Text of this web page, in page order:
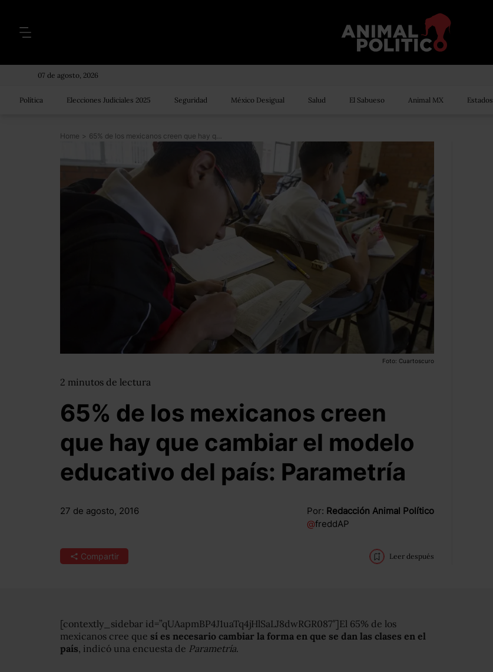
07 de agosto, 2026
Política Elecciones Judiciales 2025 Seguridad México Desigual Salud El Sabueso Animal MX Estados
Home > 65% de los mexicanos creen que hay que cambiar el modelo educativo del país: Parametría
Foto: Cuartoscuro
2 minutos de lectura
65% de los mexicanos creen
que hay que cambiar el modelo
educativo del país: Parametría
27 de agosto, 2016 Por: Redacción Animal Político
@freddAP
Compartir Leer después
[contextly_sidebar id=”qUAapmBP4J1uaTq4jHlSaLJ8dwRGR087″]El 65% de los
mexicanos cree que sí es necesario cambiar la forma en que se dan las clases en el
país, indicó una encuesta de Parametría.